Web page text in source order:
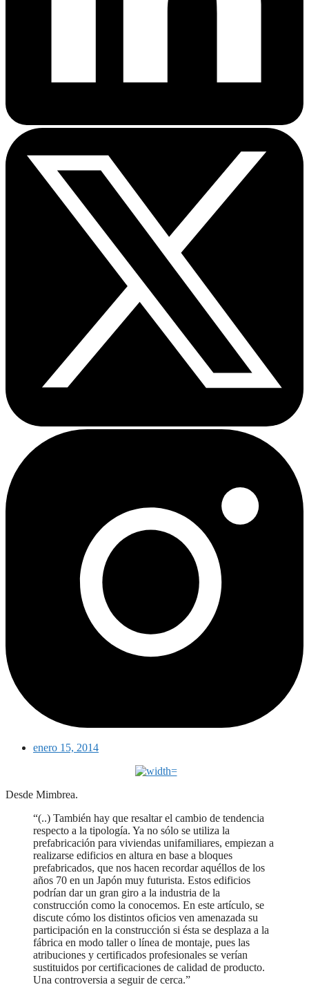
enero 15, 2014
Desde Mimbrea.
“(..) También hay que resaltar el cambio de tendencia
respecto a la tipología. Ya no sólo se utiliza la
prefabricación para viviendas unifamiliares, empiezan a
realizarse edificios en altura en base a bloques
prefabricados, que nos hacen recordar aquéllos de los
años 70 en un Japón muy futurista. Estos edificios
podrían dar un gran giro a la industria de la
construcción como la conocemos. En este artículo, se
discute cómo los distintos oficios ven amenazada su
participación en la construcción si ésta se desplaza a la
fábrica en modo taller o línea de montaje, pues las
atribuciones y certificados profesionales se verían
sustituidos por certificaciones de calidad de producto.
Una controversia a seguir de cerca.”